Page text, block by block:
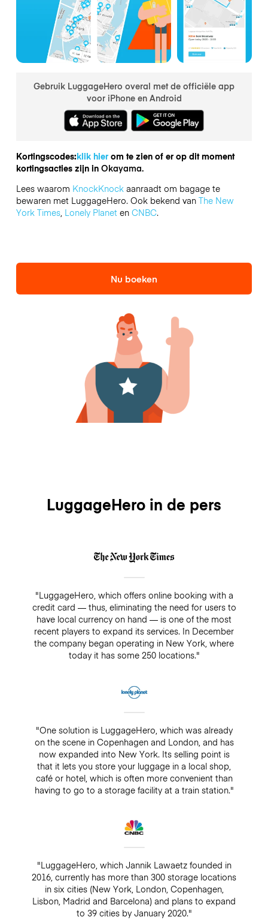
Gebruik LuggageHero overal met de officiële app
voor iPhone en Android
Kortingscodes:klik hierom te zien of er op dit moment
kortingsacties zijn in Okayama.
Lees waarom KnockKnockaanraadt om bagage te
bewaren met LuggageHero. Ook bekend van The New
York Times, Lonely Planeten CNBC.
Nu boeken
LuggageHero in de pers
"LuggageHero, which offers online booking with a
credit card — thus, eliminating the need for users to
have local currency on hand — is one of the most
recent players to expand its services. In December
the company began operating in New York, where
today it has some 250 locations."
"One solution is LuggageHero, which was already
on the scene in Copenhagen and London, and has
now expanded into New York. Its selling point is
that it lets you store your luggage in a local shop,
café or hotel, which is often more convenient than
having to go to a storage facility at a train station."
"LuggageHero, which Jannik Lawaetz founded in
2016, currently has more than 300 storage locations
in six cities (New York, London, Copenhagen,
Lisbon, Madrid and Barcelona) and plans to expand
to 39 cities by January 2020."